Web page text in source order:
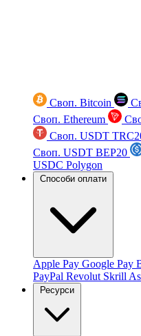
Своп. Bitcoin
Своп. Ethereum
Своп. USDT
Своп. USDT BEP20
USDC Polygon
Способи оплати
Apple Pay Google Pay
PayPal Revolut Skrill
Ресурси